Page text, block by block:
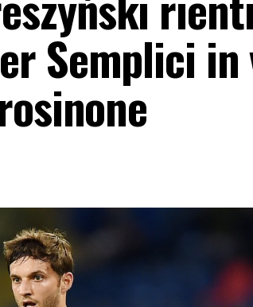
Semplici